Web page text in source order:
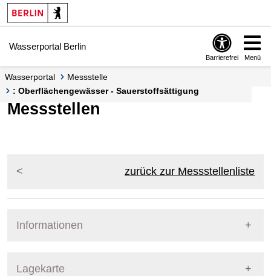
Springe zur Navigation
Springe zum Inhalt
Wasserportal Berlin
Barrierefrei Menü
Wasserportal
Messstelle
: Oberflächengewässer - Sauerstoffsättigung
Messstellen
zurück zur Messstellenliste
Informationen
Lagekarte